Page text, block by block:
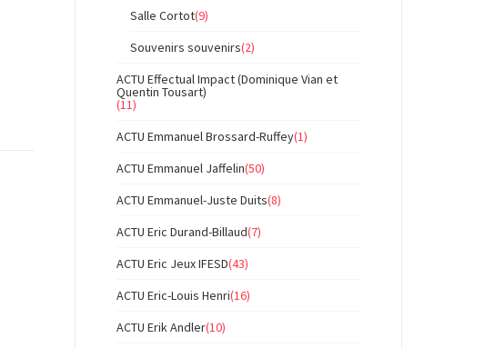
Salle Cortot(9)
Souvenirs souvenirs(2)
ACTU Effectual Impact (Dominique Vian et
Quentin Tousart)
(11)
ACTU Emmanuel Brossard-Ruffey(1)
ACTU Emmanuel Jaffelin(50)
ACTU Emmanuel-Juste Duits(8)
ACTU Eric Durand-Billaud(7)
ACTU Eric Jeux IFESD(43)
ACTU Eric-Louis Henri(16)
ACTU Erik Andler(10)